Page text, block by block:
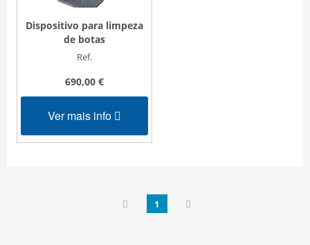
Dispositivo para limpeza
de botas
Ref.
690,00 €
Ver mais info
1